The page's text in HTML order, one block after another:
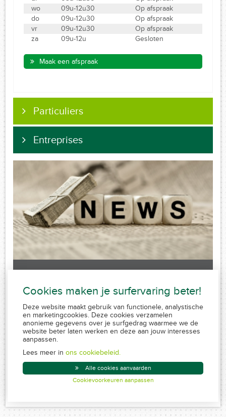
wo
09u-12u30
Op afspraak
do
09u-12u30
Op afspraak
vr
09u-12u30
Op afspraak
za
09u-12u Gesloten
Maak een afspraak
Particuliers
Entreprises
Sorry, no posts matched your criteria.
Conduite MiFID
Created by Insucommerce
Cookies maken je surfervaring beter!
Deze website maakt gebruik van functionele, analystische
en marketingcookies. Deze cookies verzamelen
anonieme gegevens over je surfgedrag waarmee we de
website beter laten werken en deze aan jouw interesses
aanpassen.
Lees meer in ons cookiebeleid.
Alle cookies aanvaarden
Cookievoorkeuren aanpassen